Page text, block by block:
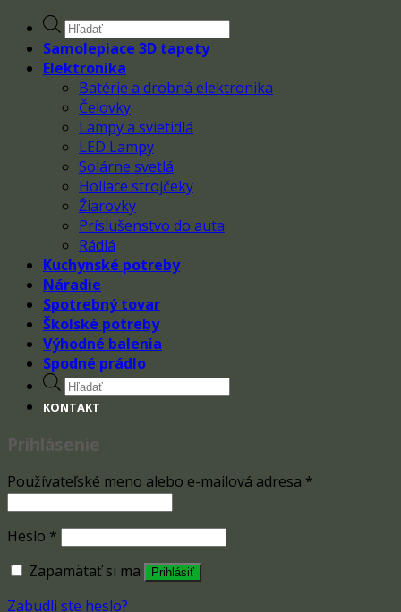
Products
search
Samolepiace 3D tapety
Elektronika
Batérie a drobná elektronika
Čelovky
Lampy a svietidlá
LED Lampy
Solárne svetlá
Holiace strojčeky
Žiarovky
Príslušenstvo do auta
Rádiá
Kuchynské potreby
Náradie
Spotrebný tovar
Školské potreby
Výhodné balenia
Spodné prádlo
Products
search
KONTAKT
Prihlásenie
Používateľské meno alebo e-mailová adresa *
Heslo *
Zapamätať si ma
Prihlásiť
Zabudli ste heslo?